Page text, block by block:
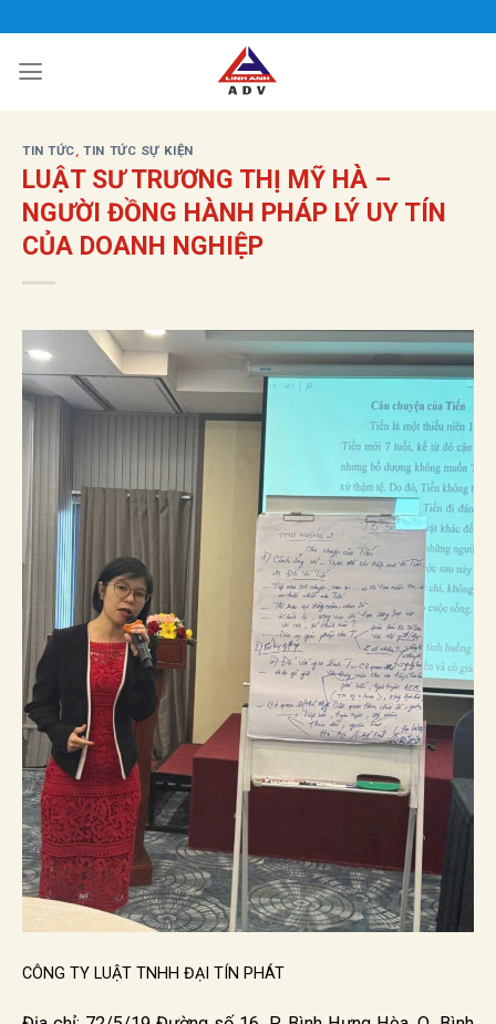
qua
nội
TIN TỨC,TIN TỨC SỰ KIỆN
LUẬT SƯ TRƯƠNG THỊ MỸ HÀ –
NGƯỜI ĐỒNG HÀNH PHÁP LÝ UY TÍN
CỦA DOANH NGHIỆP
CÔNG TY LUẬT TNHH ĐẠI TÍN PHÁT